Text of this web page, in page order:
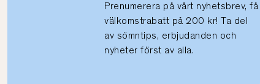
Prenumerera på vårt nyhetsbrev, få
välkomstrabatt på 200 kr! Ta del
av sömntips, erbjudanden och
nyheter först av alla.